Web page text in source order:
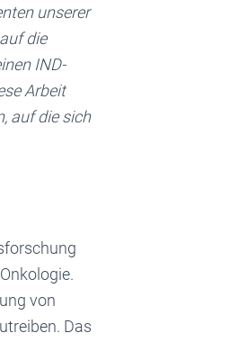
unserer
die
IND-
Arbeit
auf die sich
von
Das